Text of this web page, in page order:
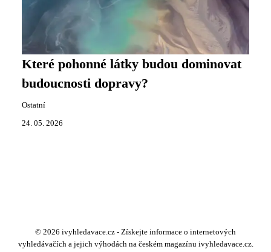
Které pohonné látky budou dominovat
budoucnosti dopravy?
Ostatní
24. 05. 2026
© 2026 ivyhledavace.cz - Získejte informace o internetových
vyhledávačích a jejich výhodách na českém magazínu ivyhledavace.cz.